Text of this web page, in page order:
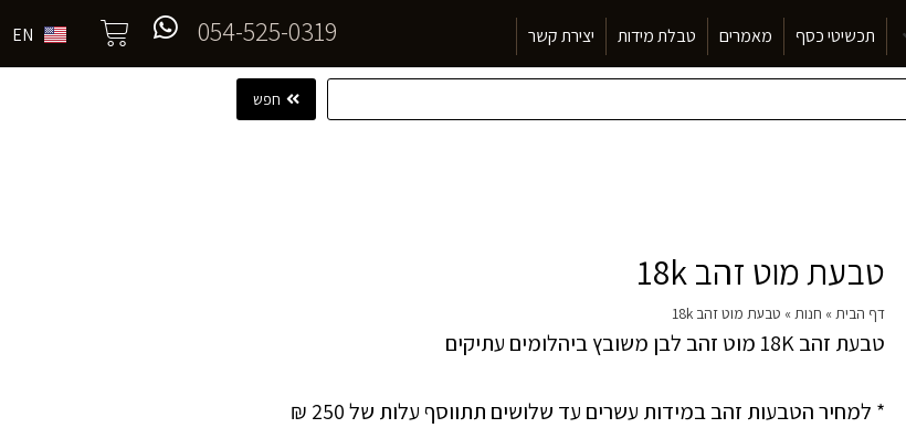
תכשיטי כסף מאמרים טבלת מידות יצירת קשר 054-525-0319
EN
חפש
טבעת מוט זהב 18k
דף הבית » חנות » טבעת מוט זהב 18k
טבעת זהב 18K מוט זהב לבן משובץ ביהלומים עתיקים
* למחיר הטבעות זהב במידות עשרים עד שלושים תתווסף עלות של 250 ₪